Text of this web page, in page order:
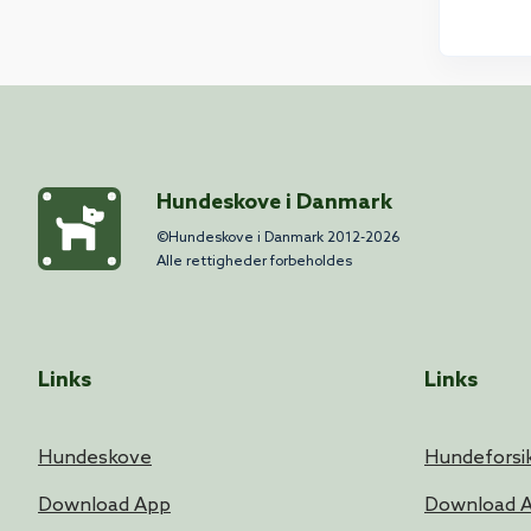
Hundeskove i Danmark
©Hundeskove i Danmark 2012-2026
Alle rettigheder forbeholdes
Links
Hundeskove
Download App
Links
Download